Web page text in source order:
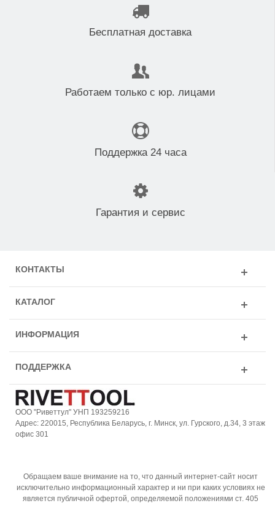
Бесплатная доставка
Работаем только с юр. лицами
Поддержка 24 часа
Гарантия и сервис
КОНТАКТЫ
КАТАЛОГ
ИНФОРМАЦИЯ
ПОДДЕРЖКА
ООО "Риветтул" УНП 193259216
Адрес: 220015, Республика Беларусь, г. Минск, ул. Гурского, д.34, 3 этаж
офис 301
Обращаем ваше внимание на то, что данный интернет-сайт носит
исключительно информационный характер и ни при каких условиях не
является публичной офертой, определяемой положениями ст. 405